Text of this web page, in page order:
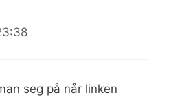
seg på når linken